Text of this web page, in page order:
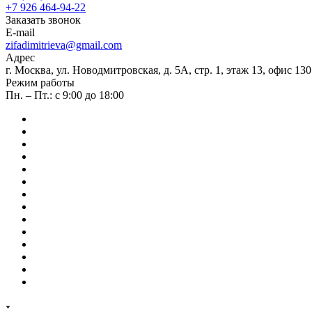
+7 926 464-94-22
Заказать звонок
E-mail
zifadimitrieva@gmail.com
Адрес
г. Москва, ул. Новодмитровская, д. 5А, стр. 1, этаж 13, офис
Режим работы
Пн. – Пт.: с 9:00 до 18:00